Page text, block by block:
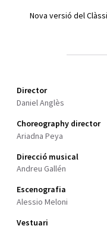
Nova versió del
Director
Daniel Anglès
Choreography director
Ariadna Peya
Direcció musical
Andreu Gallén
Escenografia
Alessio Meloni
Vestuari